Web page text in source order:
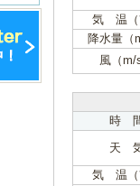
気 温
降水量（
風（m/
時
天
気 温